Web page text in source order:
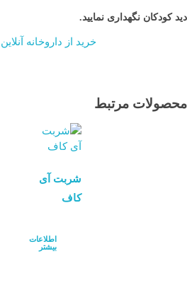
دید کودکان نگهداری نمایید.
خرید از داروخانه
محصولات مرتبط
شربت آی
کاف
اطلاعات
بیشتر